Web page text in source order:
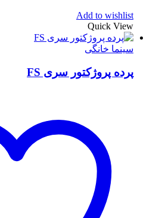
Add to wishlist
Quick View
سینما خانگی
پرده پروژکتور سری FS